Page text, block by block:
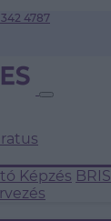
4787
Képzés BRIS